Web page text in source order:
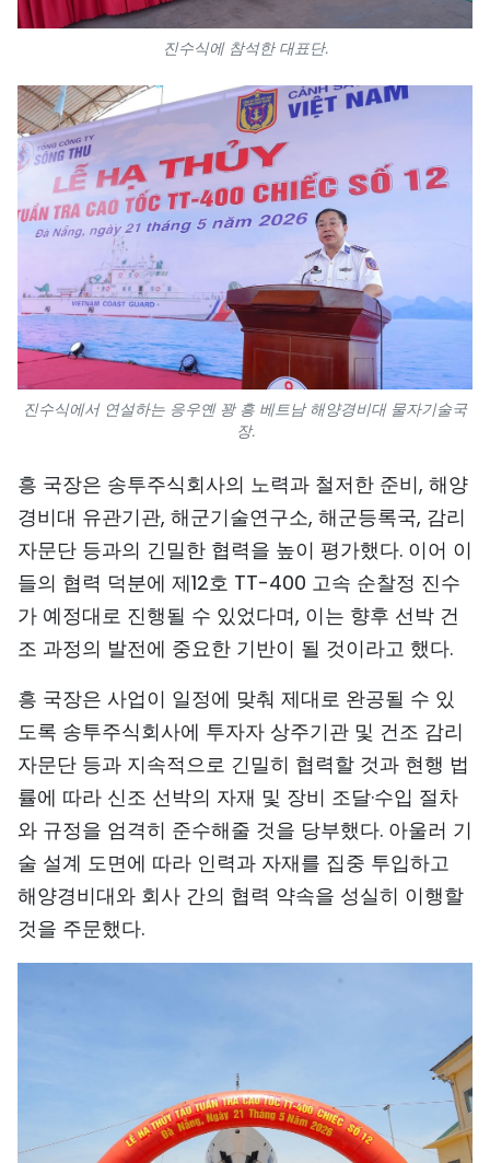
진수식에 참석한 대표단.
진수식에서 연설하는 응우옌 꽝 흥 베트남 해양경비대 물자기술국
장.
흥 국장은 송투주식회사의 노력과 철저한 준비, 해양
경비대 유관기관, 해군기술연구소, 해군등록국, 감리
자문단 등과의 긴밀한 협력을 높이 평가했다. 이어 이
들의 협력 덕분에 제12호 TT-400 고속 순찰정 진수
가 예정대로 진행될 수 있었다며, 이는 향후 선박 건
조 과정의 발전에 중요한 기반이 될 것이라고 했다.
흥 국장은 사업이 일정에 맞춰 제대로 완공될 수 있
도록 송투주식회사에 투자자 상주기관 및 건조 감리
자문단 등과 지속적으로 긴밀히 협력할 것과 현행 법
률에 따라 신조 선박의 자재 및 장비 조달·수입 절차
와 규정을 엄격히 준수해줄 것을 당부했다. 아울러 기
술 설계 도면에 따라 인력과 자재를 집중 투입하고
해양경비대와 회사 간의 협력 약속을 성실히 이행할
것을 주문했다.